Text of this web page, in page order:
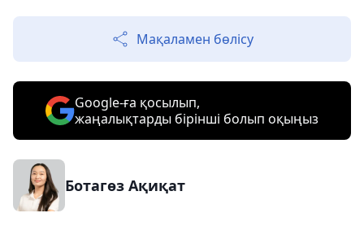
Мақаламен бөлісу
Google-ға қосылып,
жаңалықтарды бірінші болып оқыңыз
Ботагөз Ақиқат